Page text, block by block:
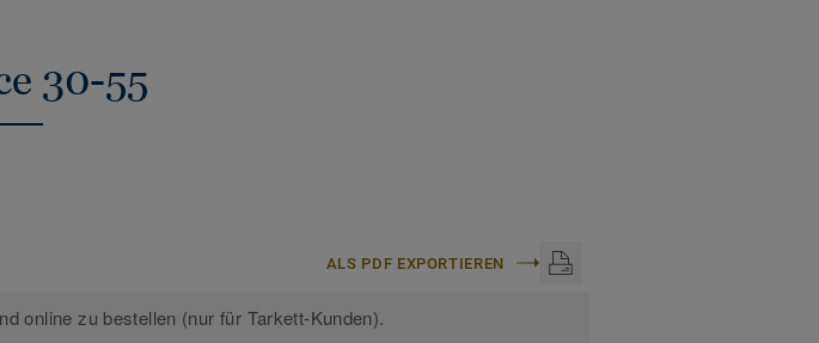
30-55
ALS PDF EXPORTIEREN
online zu bestellen (nur für Tarkett-Kunden).